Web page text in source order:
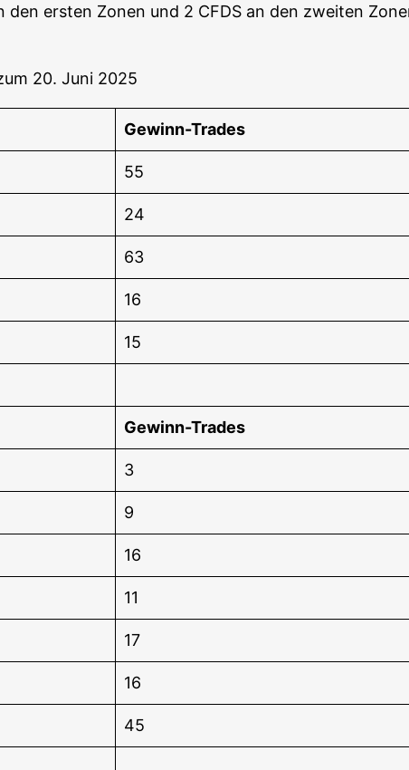
den ers­ten Zonen und 2 CFDS an den zwei­ten
20. Juni 2025
Gewinn-Trades
55
24
63
16
15
Gewinn-Trades
3
9
16
11
17
16
45